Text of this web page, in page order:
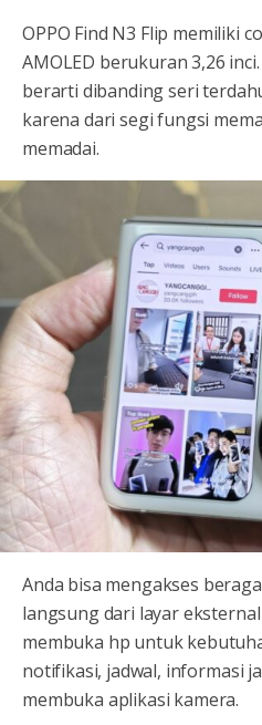
OPPO Find N3 Flip memiliki
AMOLED berukuran 3,26
berarti dibanding seri
karena dari segi fungsi
memadai.
Anda bisa mengakses
langsung dari layar
membuka hp untuk
notifikasi, jadwal, informasi
membuka aplikasi kamera.